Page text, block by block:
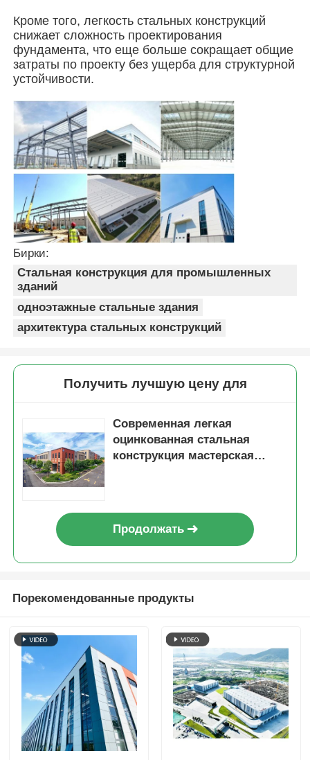
Тяжелая стальная структура
Мост из стальной конструкции
Стальная конструкция офиса
Стальная конструкция птичника
Многоэтажная стальная конструкция
Промышленная стальная конструкция
Стальная конструкция из готовой стали
Кроме того, легкость стальных конструкций
снижает сложность проектирования
фундамента, что еще больше сокращает общие
затраты по проекту без ущерба для структурной
устойчивости.
Бирки:
Стальная конструкция для промышленных
зданий
одноэтажные стальные здания
архитектура стальных конструкций
Получить лучшую цену для
Современная легкая
оцинкованная стальная
конструкция мастерская
Продолжать
Порекомендованные продукты